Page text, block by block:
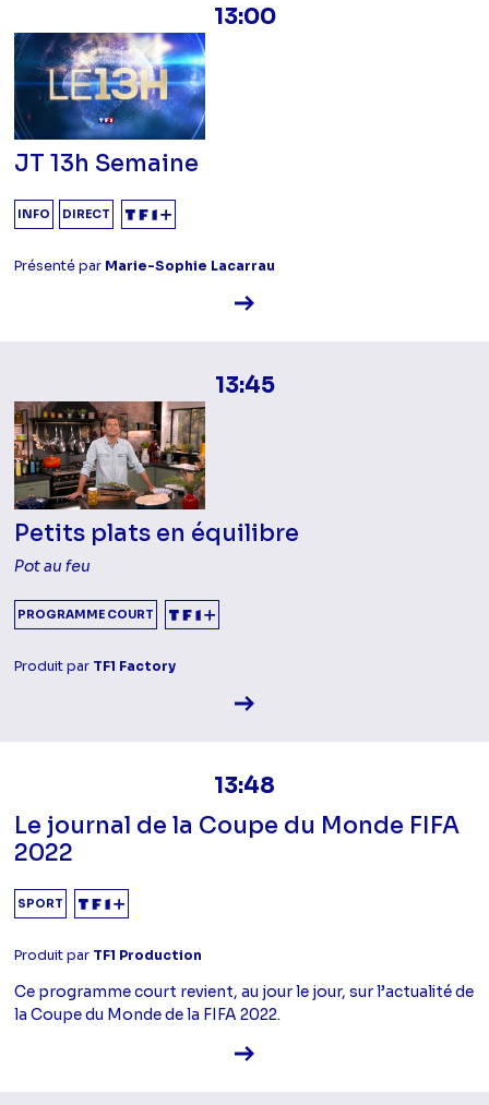
13:00
JT 13h Semaine
INFO DIRECT
Présenté par Marie-Sophie Lacarrau
Voir la fiche diffusion
13:45
Petits plats en équilibre
Pot au feu
PROGRAMME COURT
Produit par TF1 Factory
Voir la fiche diffusion
13:48
Le journal de la Coupe du Monde FIFA
2022
SPORT
Produit par TF1 Production
Ce programme court revient, au jour le jour, sur l’actualité de
la Coupe du Monde de la FIFA 2022.
Voir la fiche diffusion